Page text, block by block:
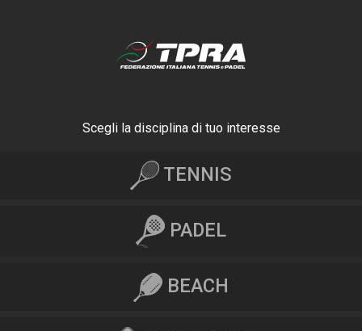
Scegli la disciplina di tuo interesse
TENNIS
PADEL
BEACH